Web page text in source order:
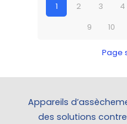
1 2 3 4
9
10
Page
Appareils
des solutions